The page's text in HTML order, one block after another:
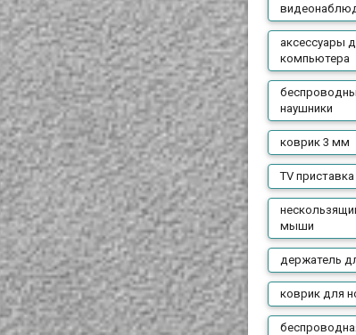
аксессуары
компьютера
наушники
коврик 3 мм
TV приставка
мыши
держатель
коврик для